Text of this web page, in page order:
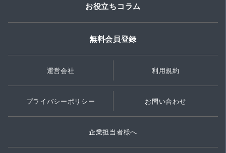
お役立ちコラム
無料会員登録
運営会社 利用規約
プライバシーポリシー お問い合わせ
企業担当者様へ